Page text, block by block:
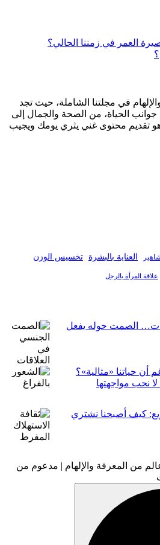
في مجلتنا الشاملة، حيث تجد
الحياة، من الصحة والجمال إلى
هو تقديم محتوى غني يثري يومك ويجيب
العناية بالبشرة تخسيس الوزن
علاقة المرأة بالرجل
الصمت حوله يفعل
أن حياتنا «مثالية»؟
لا نحب مواجهتها
كيف أصبحنا نشتري
شاشة، عالم من المعرفة والإلهام | مدعوم من